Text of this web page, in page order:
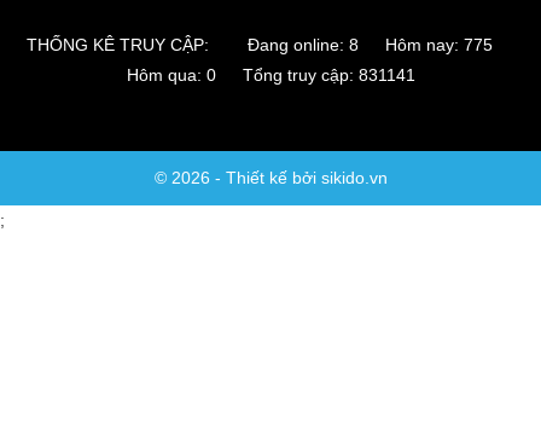
THỐNG KÊ TRUY CẬP:
Đang online: 8 Hôm nay: 775
Hôm qua: 0 Tổng truy cập: 831141
© 2026 - Thiết kế bởi sikido.vn
;